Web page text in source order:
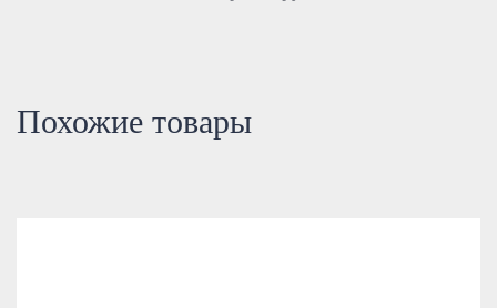
Похожие товары